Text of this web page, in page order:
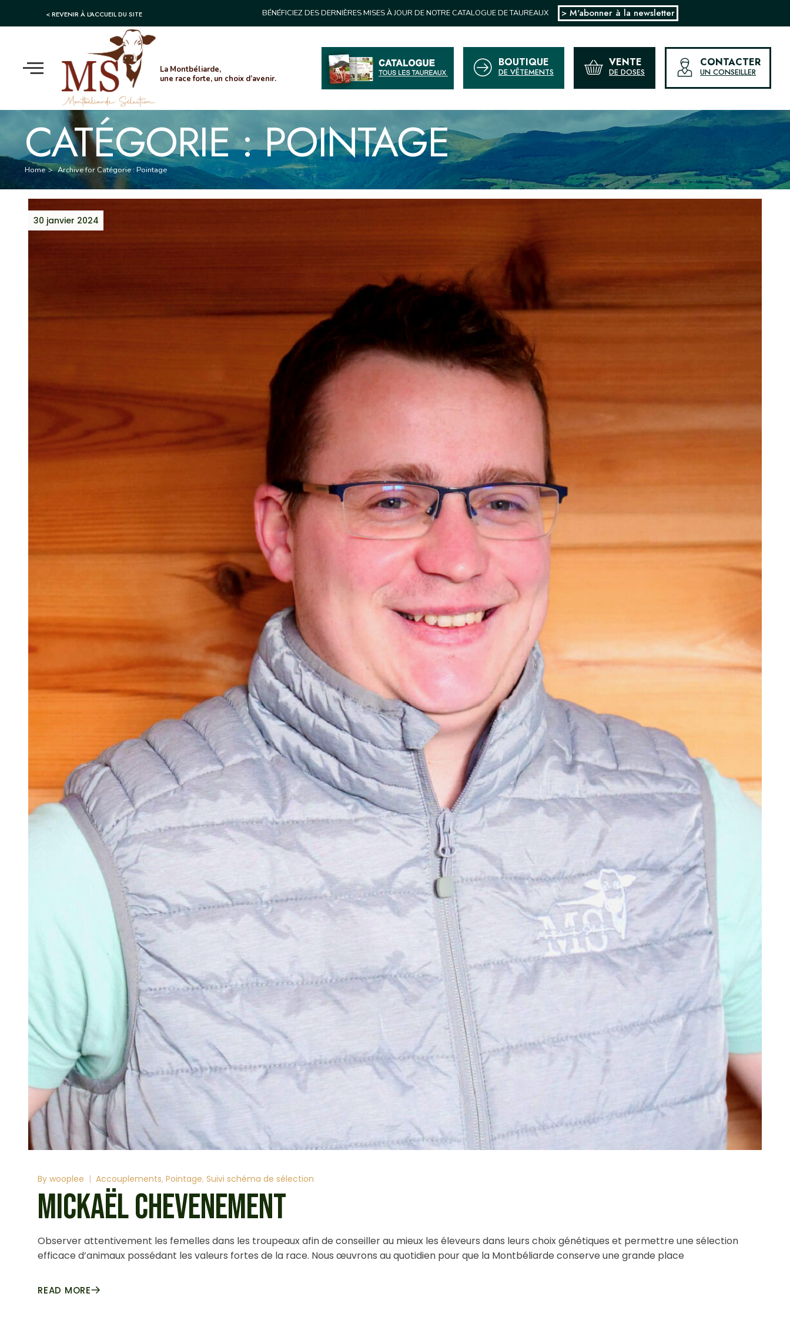
< REVENIR À L'ACCUEIL DU SITE BÉNÉFICIEZ DES DERNIÈRES MISES À JOUR DE NOTRE CATALOGUE DE TAUREAUX > M'abonner à la newsletter
La Montbéliarde,
une race forte, un choix d’avenir.
BOUTIQUE
DE VÊTEMENTS
VENTE
DE DOSES
CONTACTER
UN CONSEILLER
CATÉGORIE :POINTAGE
Home > Archive forCatégorie : Pointage
30 janvier 2024
By wooplee Accouplements Pointage Suivi schéma de sélection
MICKAËL CHEVENEMENT
Observer attentivement les femelles dans les troupeaux afin de conseiller au mieux les éleveurs dans leurs choix génétiques et permettre une sélection
efficace d’animaux possédant les valeurs fortes de la race. Nous œuvrons au quotidien pour que la Montbéliarde conserve une grande place
READ MORE
Panneau de gestion des cookies